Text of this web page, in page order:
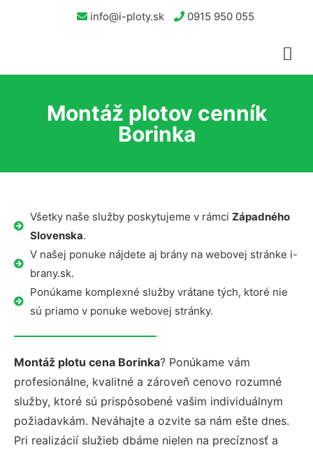
info@i-ploty.sk 0915 950 055
Montáž plotov cenník
Borinka
Všetky naše služby poskytujeme v rámci Západného
Slovenska.
V našej ponuke nájdete aj brány na webovej stránke i-
brany.sk.
Ponúkame komplexné služby vrátane tých, ktoré nie
sú priamo v ponuke webovej stránky.
Montáž plotu cena Borinka? Ponúkame vám
profesionálne, kvalitné a zároveň cenovo rozumné
služby, ktoré sú prispôsobené vašim individuálnym
požiadavkám. Neváhajte a ozvite sa nám ešte dnes.
Pri realizácií služieb dbáme nielen na precíznosť a